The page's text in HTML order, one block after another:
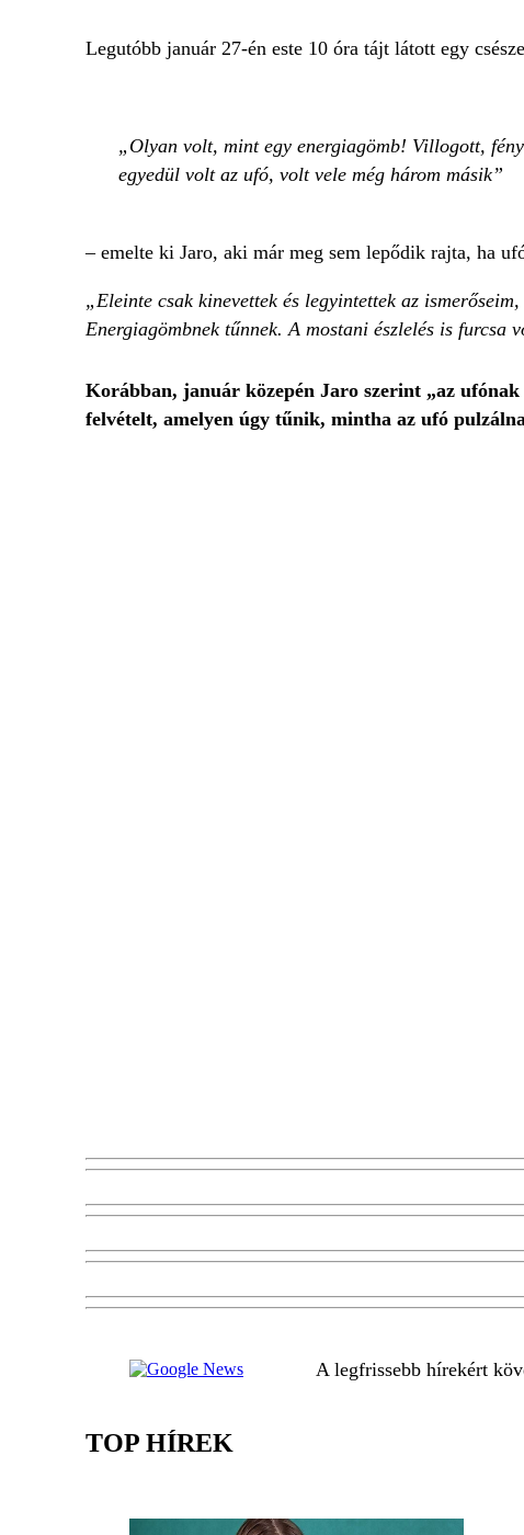
Legutóbb január 27-én este 10 óra tájt látott egy
Olyan volt, mint egy energiagömb! Villogott,
egyedül volt az ufó, volt vele még három másik
– emelte ki Jaro, aki már meg sem lepődik rajta, ha
„Eleinte csak kinevettek és legyintettek az
Energiagömbnek tűnnek. A mostani észlelés is
Korábban, január közepén Jaro szerint „az
felvételt, amelyen úgy tűnik, mintha az ufó
A legfrissebb hírekért
TOP HÍREK